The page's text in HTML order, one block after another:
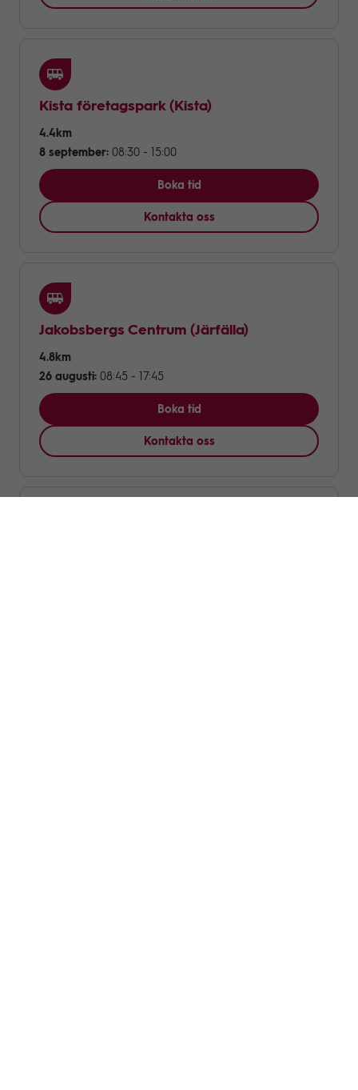
Kista företagspark(Kista)
8 september: 08:30 - 15:00
4.4km
Boka tid
Kontakta oss
Jakobsbergs Centrum (Järfälla)
26 augusti: 08:45 - 17:45
4.8km
Boka tid
Kontakta oss